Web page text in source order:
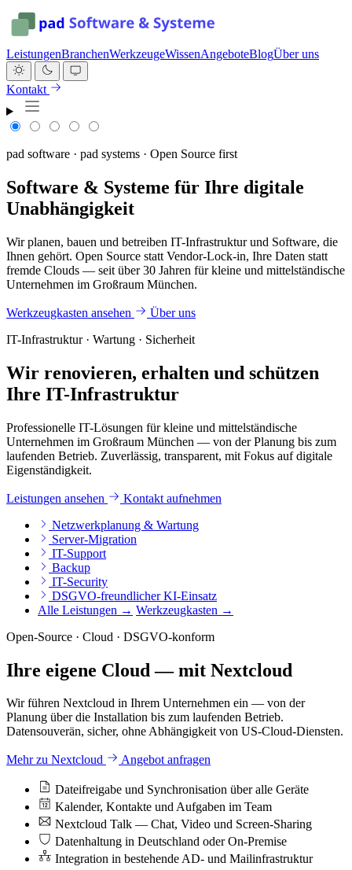
LeistungenBranchenWerkzeugeWissenAngeboteBlogÜber uns
Kontakt
pad software · pad systems · Open Source first
Software & Systeme für Ihre digitale
Unabhängigkeit
Wir planen, bauen und betreiben IT-Infrastruktur und Software, die
Ihnen gehört. Open Source statt Vendor-Lock-in, Ihre Daten statt
fremde Clouds — seit über 30 Jahren für kleine und mittelständische
Unternehmen im Großraum München.
Werkzeugkasten ansehen
Über uns
IT-Infrastruktur · Wartung · Sicherheit
Wir renovieren, erhalten und schützen
Ihre IT-Infrastruktur
Professionelle IT-Lösungen für kleine und mittelständische
Unternehmen im Großraum München — von der Planung bis zum
laufenden Betrieb. Zuverlässig, transparent, mit Fokus auf digitale
Eigenständigkeit.
Leistungen ansehen
Kontakt aufnehmen
Netzwerkplanung & Wartung
Server-Migration
IT-Support
Backup
IT-Security
DSGVO-freundlicher KI-Einsatz
Alle Leistungen → Werkzeugkasten →
Open-Source · Cloud · DSGVO-konform
Ihre eigene Cloud — mit Nextcloud
Wir führen Nextcloud in Ihrem Unternehmen ein — von der
Planung über die Installation bis zum laufenden Betrieb.
Datensouverän, sicher, ohne Abhängigkeit von US-Cloud-Diensten.
Mehr zu Nextcloud Angebot anfragen
Dateifreigabe und Synchronisation über alle Geräte
Kalender, Kontakte und Aufgaben im Team
Nextcloud Talk — Chat, Video und Screen-Sharing
Datenhaltung in Deutschland oder On-Premise
Integration in bestehende AD- und Mailinfrastruktur